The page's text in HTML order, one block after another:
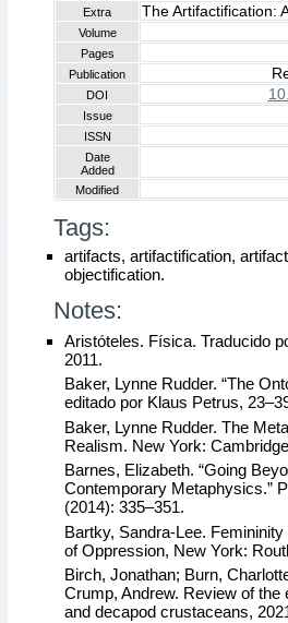
Extra The Artifactification:
Volume
Pages
Publication
DOI
Issue
ISSN
Date
Added
Modified
Tags:
artifacts, artifactification,
objectification.
Notes:
Aristóteles. Física. Traducido
2011.
Baker, Lynne Rudder. “The
editado por Klaus Petrus,
Baker, Lynne Rudder. The
Realism. New York:
Barnes, Elizabeth. “Going
Contemporary Metaphysics.”
(2014): 335–351.
Bartky, Sandra-Lee.
of Oppression, New York:
Birch, Jonathan; Burn,
Crump, Andrew. Review of
and decapod crustaceans,